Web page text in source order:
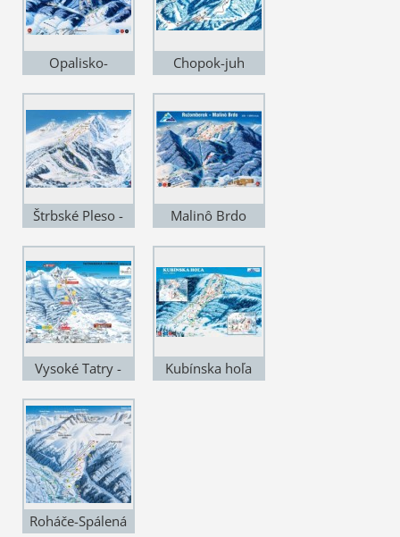
Opalisko-
6 km
Chopok-juh
Štrbské Pleso -
Malinô Brdo
Vysoké Tatry -
Lomnica
Kubínska hoľa
Roháče-Spálená